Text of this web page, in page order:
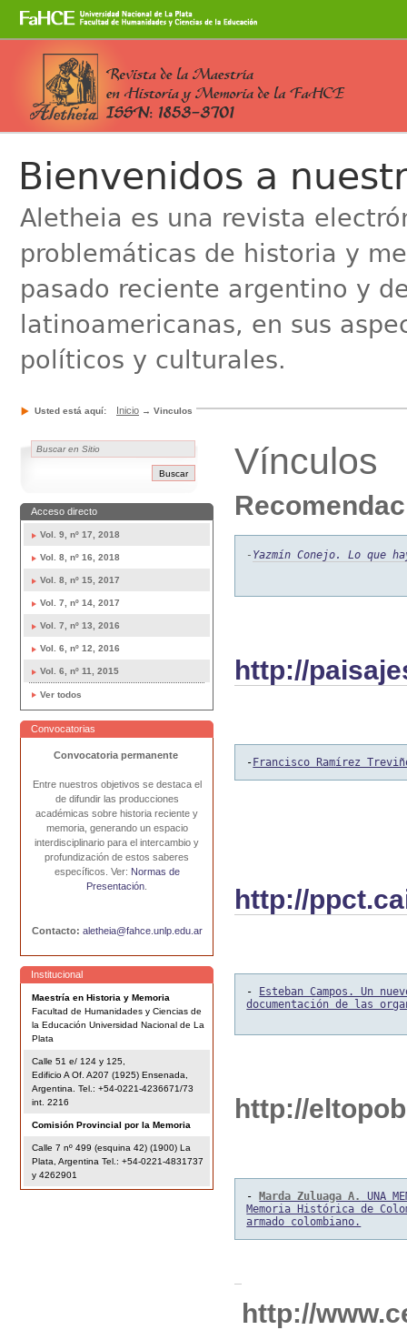
navegación
Bienvenidos a
Aletheia es una revista
problemáticas de historia y
pasado reciente argentino y
latinoamericanas, en sus
políticos y culturales.
Usted está aquí: Inicio → Vinculos
Acceso directo
Vol. 9, nº 17, 2018
Vol. 8, nº 16, 2018
Vol. 8, nº 15, 2017
Vol. 7, nº 14, 2017
Vol. 7, nº 13, 2016
Vol. 6, nº 12, 2016
Vol. 6, nº 11, 2015
Ver todos
Convocatorias
Convocatoria permanente
Entre nuestros objetivos se destaca el
de difundir las producciones
académicas sobre historia reciente y
memoria, generando un espacio
interdisciplinario para el intercambio y
profundización de estos saberes
específicos. Ver: Normas de
Presentación
Contacto: aletheia@fahce.unlp.edu.ar
Institucional
Maestría en Historia y Memoria
Facultad de Humanidades y Ciencias de
la Educación Universidad Nacional de La
Plata
Calle 51 e/ 124 y 125,
Edificio A Of. A207 (1925) Ensenada,
Argentina. Tel.: +54-0221-4236671/73
int. 2216
Comisión Provincial por la Memoria
Calle 7 nº 499 (esquina 42) (1900) La
Plata, Argentina Tel.: +54-0221-4831737
y 4262901
Vínculos
- Yazmín Conejo. Lo que
http://
- Francisco Ramírez
http://
-
Esteban Campos. Un
documentación de las
http://
- Marda Zuluaga A.
UNA
Memoria Histórica de
armado colombiano.
http://